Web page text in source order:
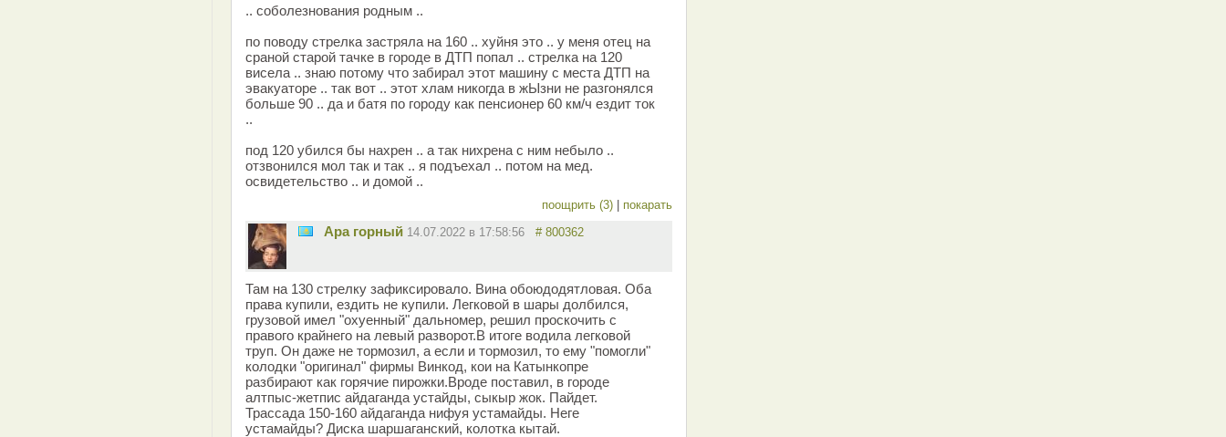
.. соболезнования родным ..
по поводу стрелка застряла на 160 .. хуйня это .. у меня отец на
сраной старой тачке в городе в ДТП попал .. стрелка на 120
висела .. знаю потому что забирал этот машину с места ДТП на
эвакуаторе .. так вот .. этот хлам никогда в жЫзни не разгонялся
больше 90 .. да и батя по городу как пенсионер 60 км/ч ездит ток
..
под 120 убился бы нахрен .. а так нихрена с ним небыло ..
отзвонился мол так и так .. я подъехал .. потом на мед.
освидетельство .. и домой ..
поощрить (3) покарать
Ара горный 14.07.2022 в 17:58:56 # 800362
Там на 130 стрелку зафиксировало. Вина обоюдодятловая. Оба
права купили, ездить не купили. Легковой в шары долбился,
грузовой имел "охуенный" дальномер, решил проскочить с
правого крайнего на левый разворот.В итоге водила легковой
труп. Он даже не тормозил, а если и тормозил, то ему "помогли"
колодки "оригинал" фирмы Винкод, кои на Катынкопре
разбирают как горячие пирожки.Вроде поставил, в городе
алтпыс-жетпис айдаганда устайды, сыкыр жок. Пайдет.
Трассада 150-160 айдаганда нифуя устамайды. Неге
устамайды? Диска шаршаганский, колотка кытай.